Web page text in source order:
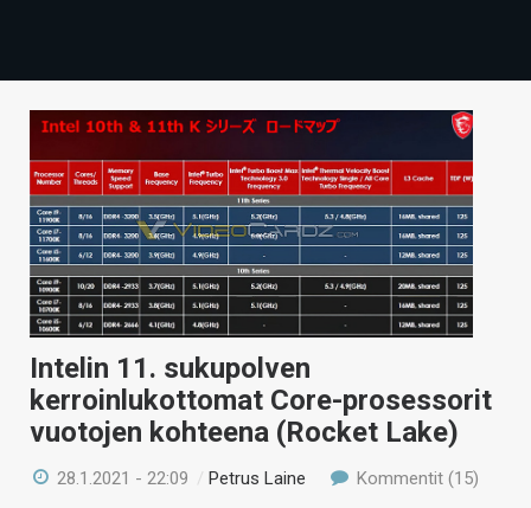
TECHBBS
TIETOA
HINTA.FI
KAUPPA
VAIHDA TEEMA
HAKU
Intelin 11. sukupolven
kerroinlukottomat Core-prosessorit
vuotojen kohteena (Rocket Lake)
28.1.2021 - 22:09 /Petrus Laine Kommentit (15)